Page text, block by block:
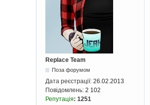
Replace Team
Поза форумом
Дата реєстрації: 26.02.2013
Повідомлень: 2 102
Репутація: 1251